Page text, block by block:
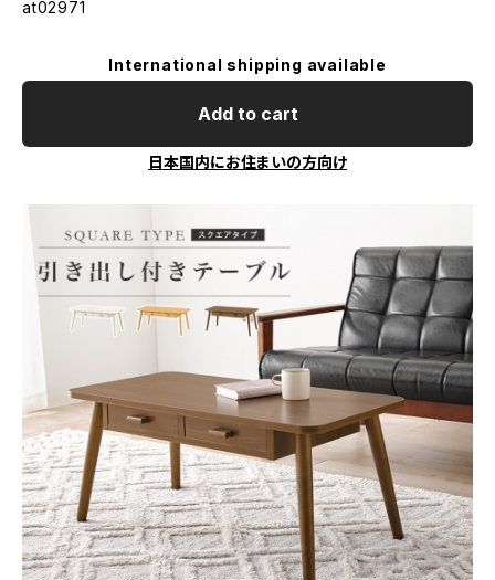
at02971
International shipping available
Add to cart
日本国内にお住まいの方向け